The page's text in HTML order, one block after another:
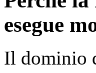
esegue
Il dominio